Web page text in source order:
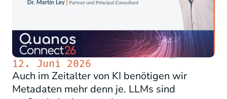
12. Juni 2026
Auch im Zeitalter von KI benötigen wir
Metadaten mehr denn je. LLMs sind